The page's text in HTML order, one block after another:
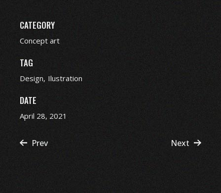
CATEGORY
Concept art
TAG
Design Ilustration
DATE
April 28, 2021
Prev Next